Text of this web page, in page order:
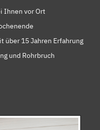
Ihnen vor Ort
über 15 Jahren Erfahrung
und Rohrbruch